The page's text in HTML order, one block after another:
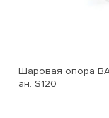
Шаровая опора
ан. S120